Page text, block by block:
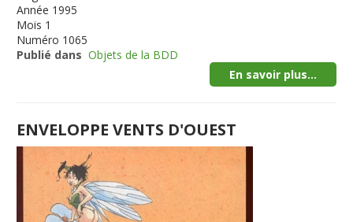
Année 1995
Mois 1
Numéro 1065
Publié dans Objets de la BDD
En savoir plus...
ENVELOPPE VENTS D'OUEST